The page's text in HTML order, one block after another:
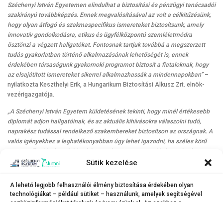
Sütik kezelése
A lehető legjobb felhasználói élmény biztosítása érdekében olyan
technológiákat – például sütiket – használunk, amelyek segítségével
Széchenyi István Egyetemen elindulhat a biztosítási és pénzügyi tanácsadói
szakirányú továbbképzés. Ennek megvalósításával az volt a célkitűzésünk,
hogy olyan átfogó és szakmaspecifikus ismereteket biztosítsunk, amely
innovatív gondolkodásra, etikus és ügyfélközpontú szemléletmódra
ösztönzi a végzett hallgatókat. Fontosnak tartjuk továbbá a megszerzett
tudás gyakorlatban történő alkalmazásának lehetőségét is, ennek
érdekében társaságunk gyakornoki programot biztosít a fiataloknak, hogy
az elsajátított ismereteket sikerrel alkalmazhassák a mindennapokban”–
nyilatkozta Keszthelyi Erik, a Hungarikum Biztosítási Alkusz Zrt. elnök-
vezérigazgatója.
„A Széchenyi István Egyetem küldetésének tekinti, hogy minél értékesebb
diplomát adjon hallgatóinak, és az aktuális kihívásokra válaszolni tudó,
naprakész tudással rendelkező szakembereket biztosítson az országnak. A
valós igényekhez a leghatékonyabban úgy lehet igazodni, ha széles körű
együttműködéseket alakítunk ki a szakmai szervezetekkel, gazdasági
szereplőkkel, oktatási intézményekkel, és közösen fogalmazzuk meg
több mint kétszáz képzést kínálunk, amely a mai aláírással egy újabb
gyakorlatias és a piacon keresett tudást biztosító képzéssel bővül. Kívánom,